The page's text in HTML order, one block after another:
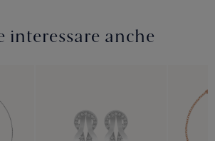
interessare anche